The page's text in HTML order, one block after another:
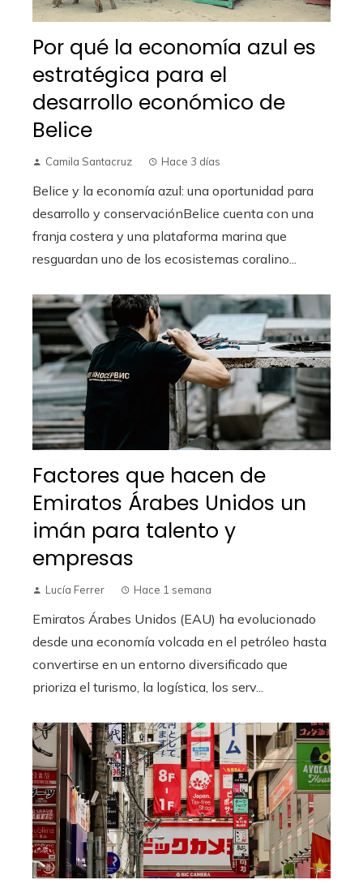
Por qué la economía azul es
estratégica para el
desarrollo económico de
Belice
Camila Santacruz Hace 3 días
Belice y la economía azul: una oportunidad para
desarrollo y conservaciónBelice cuenta con una
franja costera y una plataforma marina que
resguardan uno de los ecosistemas coralino...
Factores que hacen de
Emiratos Árabes Unidos un
imán para talento y
empresas
Lucía Ferrer Hace 1 semana
Emiratos Árabes Unidos (EAU) ha evolucionado
desde una economía volcada en el petróleo hasta
convertirse en un entorno diversificado que
prioriza el turismo, la logística, los serv...